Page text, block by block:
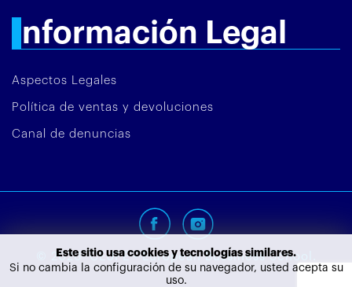
Información Legal
Aspectos Legales
Política de ventas y devoluciones
Canal de denuncias
Este sitio usa cookies y tecnologías similares.
Si no cambia la configuración de su navegador, usted acepta su
uso.
2026 CEUPE - European Bussiness School.